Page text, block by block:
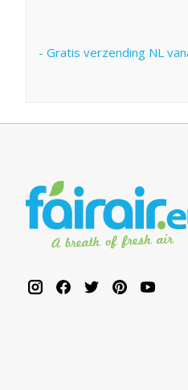
- Gratis verzending NL